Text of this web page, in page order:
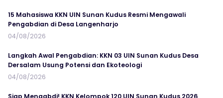
15 Mahasiswa KKN UIN Sunan Kudus Resmi Mengawali
Pengabdian di Desa Langenharjo
04/08/2026
Langkah Awal Pengabdian: KKN 03 UIN Sunan Kudus Desa
Dersalam Usung Potensi dan Ekoteologi
04/08/2026
Siap Mengabdi! KKN Kelompok 120 UIN Sunan Kudus 2026